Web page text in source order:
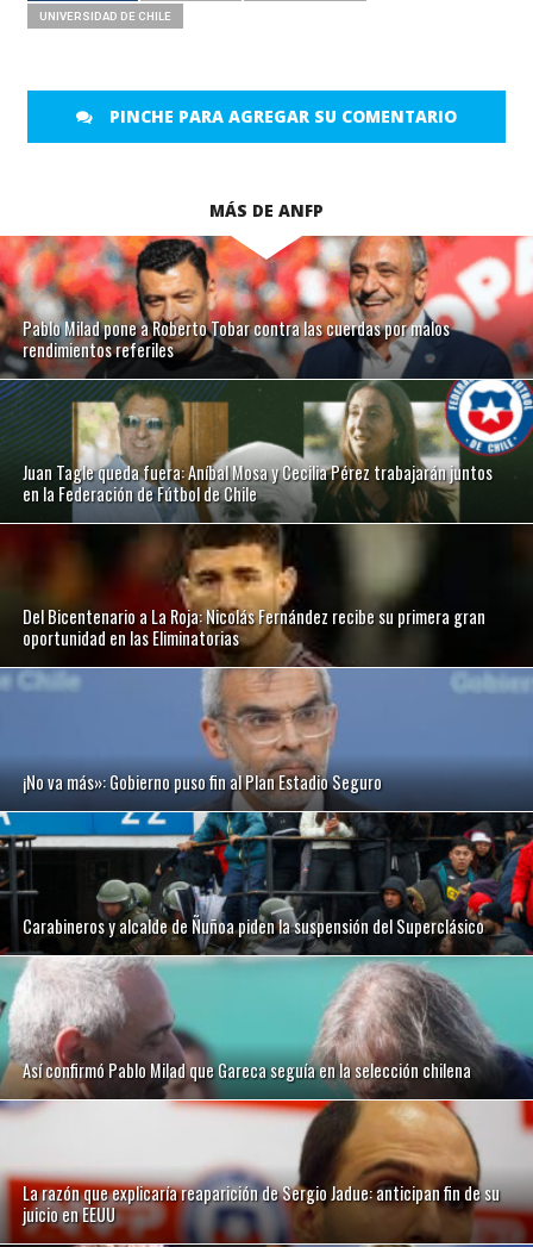
UNIVERSIDAD DE CHILE
PINCHE PARA AGREGAR SU COMENTARIO
MÁS DE ANFP
Pablo Milad pone a Roberto Tobar contra las cuerdas por malos
rendimientos referiles
Juan Tagle queda fuera: Aníbal Mosa y Cecilia Pérez trabajarán juntos
en la Federación de Fútbol de Chile
Del Bicentenario a La Roja: Nicolás Fernández recibe su primera gran
oportunidad en las Eliminatorias
¡No va más»: Gobierno puso fin al Plan Estadio Seguro
Carabineros y alcalde de Ñuñoa piden la suspensión del Superclásico
Así confirmó Pablo Milad que Gareca seguía en la selección chilena
La razón que explicaría reaparición de Sergio Jadue: anticipan fin de su
juicio en EEUU